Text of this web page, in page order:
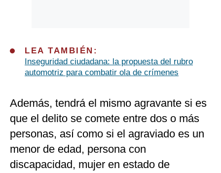
LEA TAMBIÉN:
Inseguridad ciudadana: la propuesta del rubro
automotriz para combatir ola de crímenes
Además, tendrá el mismo agravante si es
que el delito se comete entre dos o más
personas, así como si el agraviado es un
menor de edad, persona con
discapacidad, mujer en estado de